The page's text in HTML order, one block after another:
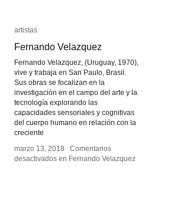
artistas
Fernando Velazquez
Fernando Velazquez, (Uruguay, 1970),
vive y trabaja en San Paulo, Brasil.
Sus obras se focalizan en la
investigación en el campo del arte y la
tecnología explorando las
capacidades sensoriales y cognitivas
del cuerpo humano en relación con la
creciente
marzo 13, 2018 / Comentarios
desactivados en Fernando Velazquez
artistas
Fernando Velazquez
marzo 13, 2018 / Comentarios
desactivados en Fernando Velazquez